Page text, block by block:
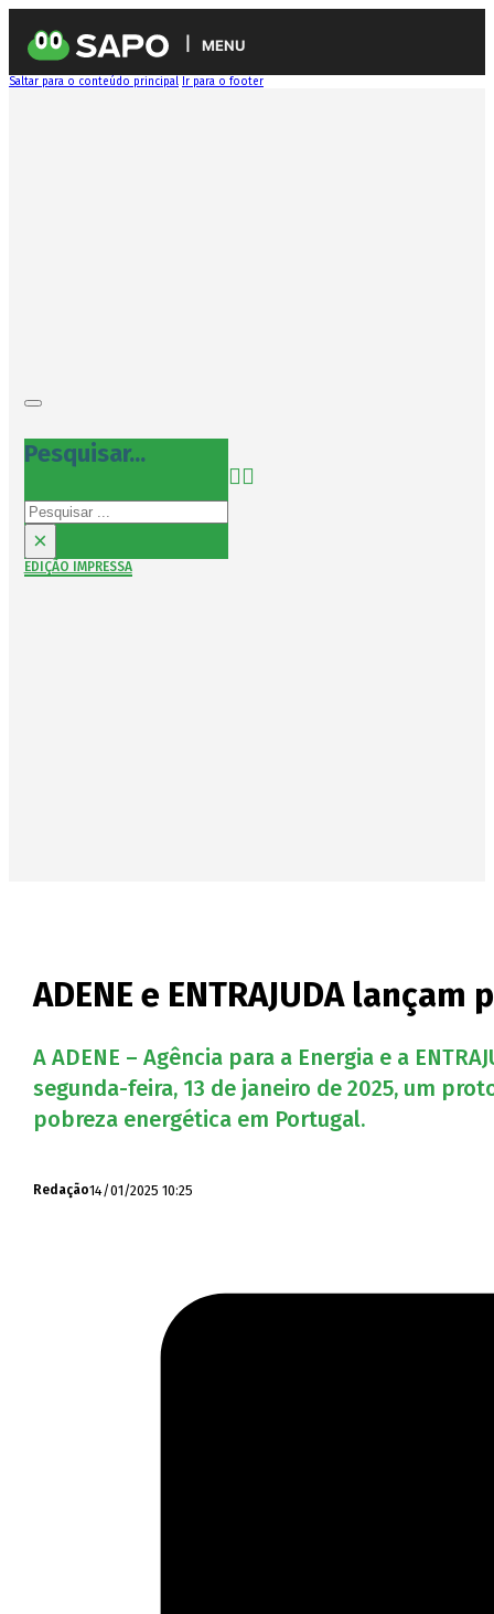
MENU
Saltar para o conteúdo principal Ir para o footer
Pesquisar...
Pesquisar
×
EDIÇÃO IMPRESSA
ADENE e ENTRAJUDA
A ADENE – Agência para a Energia e a
segunda-feira, 13 de janeiro de 2025, um
pobreza energética em Portugal.
Redação14/01/2025 10:25